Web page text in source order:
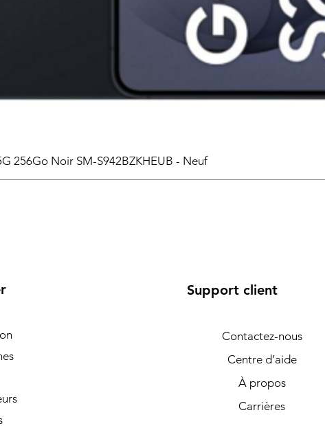
256Go Noir SM-S942BZKHEUB - Neuf
Support client
Contactez-nous
Centre d’aide
À propos
Carrières